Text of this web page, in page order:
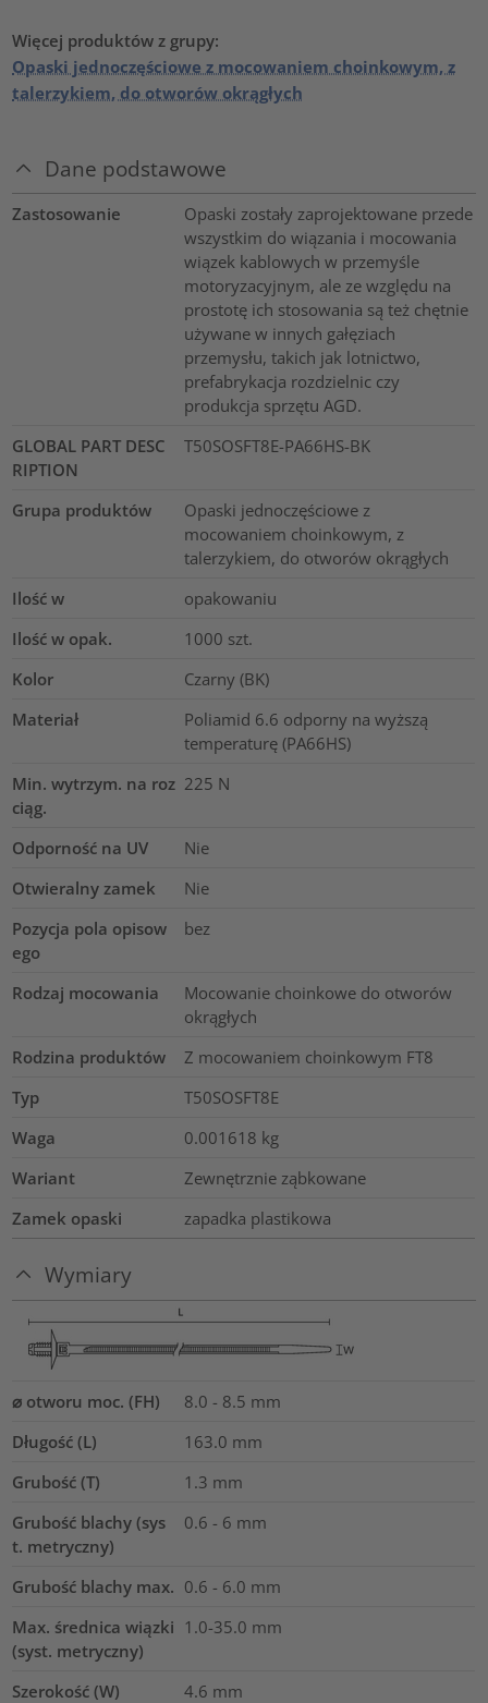
Więcej produktów z grupy:
Opaski jednoczęściowe z mocowaniem choinkowym, z
talerzykiem, do otworów okrągłych
Dane podstawowe
Zastosowanie
Opaski zostały zaprojektowane przede
wszystkim do wiązania i mocowania
wiązek kablowych w przemyśle
motoryzacyjnym, ale ze względu na
prostotę ich stosowania są też chętnie
używane w innych gałęziach
przemysłu, takich jak lotnictwo,
prefabrykacja rozdzielnic czy
produkcja sprzętu AGD.
GLOBAL PART DESC
RIPTION
T50SOSFT8E-PA66HS-BK
Grupa produktów
Opaski jednoczęściowe z
mocowaniem choinkowym, z
talerzykiem, do otworów okrągłych
Ilość w
opakowaniu
Ilość w opak.
1000 szt.
Kolor
Czarny (BK)
Materiał
Poliamid 6.6 odporny na wyższą
temperaturę (PA66HS)
Min. wytrzym. na roz
ciąg.
225 N
Odporność na UV
Nie
Otwieralny zamek
Nie
Pozycja pola opisow
ego
bez
Rodzaj mocowania
Mocowanie choinkowe do otworów
okrągłych
Rodzina produktów
Z mocowaniem choinkowym FT8
Typ
T50SOSFT8E
Waga
0.001618 kg
Wariant
Zewnętrznie ząbkowane
Zamek opaski
zapadka plastikowa
Wymiary
⌀ otworu moc. (FH)
8.0 - 8.5 mm
Długość (L)
163.0 mm
Grubość (T)
1.3 mm
Grubość blachy (sys
t. metryczny)
0.6 - 6 mm
Grubość blachy max. 0.6 - 6.0 mm
Max. średnica wiązki
(syst. metryczny)
1.0-35.0 mm
Szerokość (W) 4.6 mm